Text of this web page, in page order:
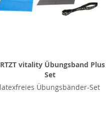
vitality Übungsband Plus
Set
latexfreies Übungsbänder-Set